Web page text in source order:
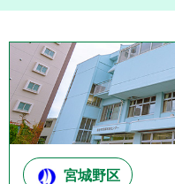
宮城野区